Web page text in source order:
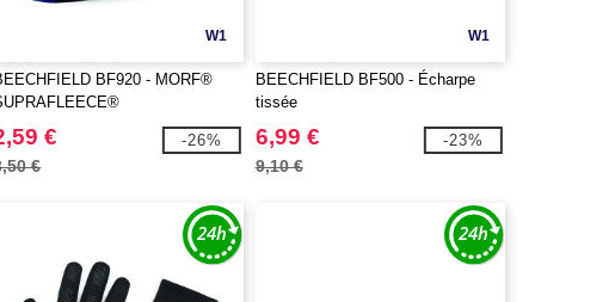
W1
BF920 - MORF®
€
€
-26%
W1
BEECHFIELD BF500 - Écharpe
tissée
6,99 €
9,10 €
-23%